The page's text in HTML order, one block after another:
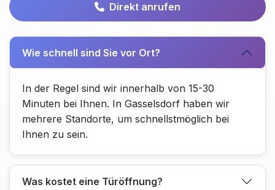
Direkt anrufen
Wie schnell sind Sie vor Ort?
In der Regel sind wir innerhalb von 15-30
Minuten bei Ihnen. In Gasselsdorf haben wir
mehrere Standorte, um schnellstmöglich bei
Ihnen zu sein.
Was kostet eine Türöffnung?